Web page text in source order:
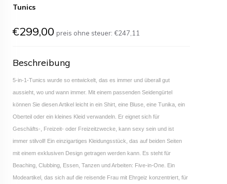
Tunics
€299,00 preis ohne steuer: €247,11
Beschreibung
5-in-1-Tunics wurde so entwickelt, das es immer und überall gut
aussieht, wo und wann immer. Mit einem passenden Seidengürtel
können Sie diesen Artikel leicht in ein Shirt, eine Bluse, eine Tunika, ein
Oberteil oder ein kleines Kleid verwandeln. Er eignet sich für
Geschäfts-, Freizeit- oder Freizeitzwecke, kann sexy sein und ist
immer stilvoll! Ein einzigartiges Kleidungsstück, das auf beiden Seiten
mit einem exklusiven Design getragen werden kann. Es steht für
Beaching, Clubbing, Essen, Tanzen und Arbeiten: Five-in-One. Ein
Modeartikel, das sich auf die reisende Frau mit Ehrgeiz konzentriert, für